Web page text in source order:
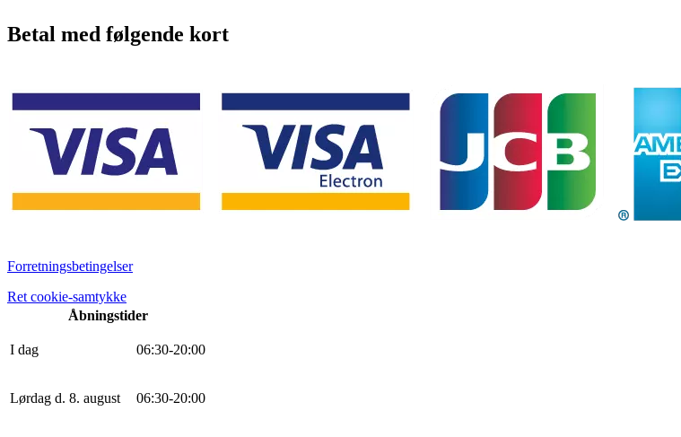
Betal med følgende kort
Forretningsbetingelser
Ret cookie-samtykke
Åbningstider
I dag 06:30-20:00
Lørdag d. 8. august 06:30-20:00